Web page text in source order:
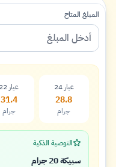
المبلغ المتاح
عيار 24
28.8
جرام
عيار 22
31.4
جرام
التوصية الذكية
سبيكة 20 جرام